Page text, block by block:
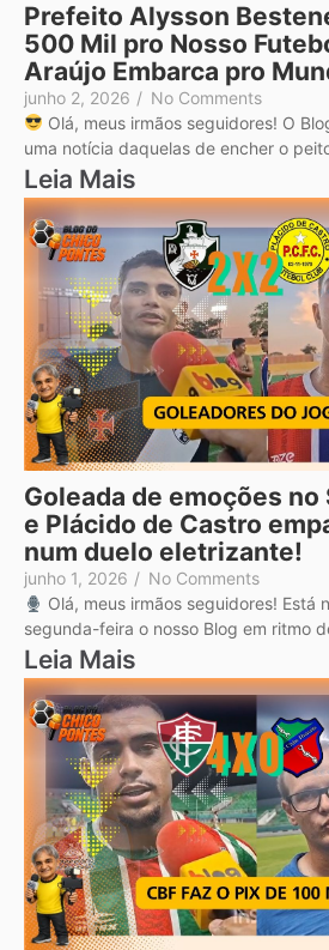
Prefeito Alysson
500 Mil pro Nosso
Araújo Embarca pro
junho 2, 2026 / No Comments
Olá, meus irmãos seguidores! O
uma notícia daquelas de encher o
Leia Mais
Goleada de emoções
e Plácido de Castro
num duelo eletrizante!
junho 1, 2026 / No Comments
Olá, meus irmãos seguidores! Está
segunda-feira o nosso Blog em ritmo
Leia Mais